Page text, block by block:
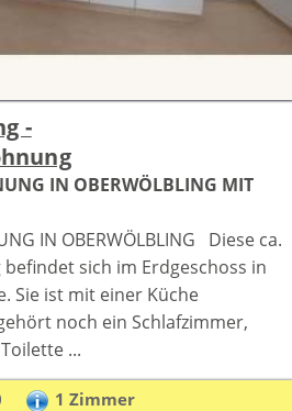
-
IN OBERWÖLBLING MIT
IN OBERWÖLBLING Diese ca.
sich im Erdgeschoss in
Sie ist mit einer Küche
noch ein Schlafzimmer,
...
1 Zimmer